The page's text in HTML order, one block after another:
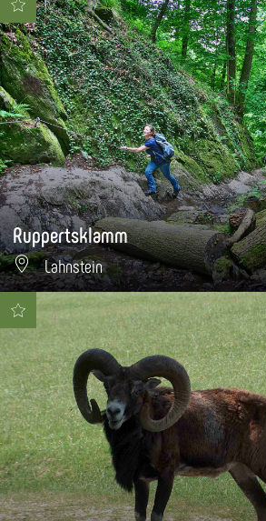
Ruppertsklamm
Lahnstein